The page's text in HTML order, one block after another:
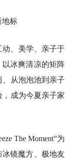
地标
动、美学、亲子于
以冰爽清凉的矩阵
从泡泡池到亲子
成为今夏亲子家
The Moment”为
冰镜魔方、极地友